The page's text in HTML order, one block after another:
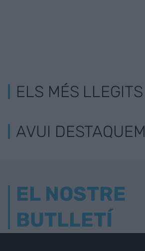
ELS MÉS LLEGITS
AVUI DESTAQUEM
EL NOSTRE
BUTLLETÍ